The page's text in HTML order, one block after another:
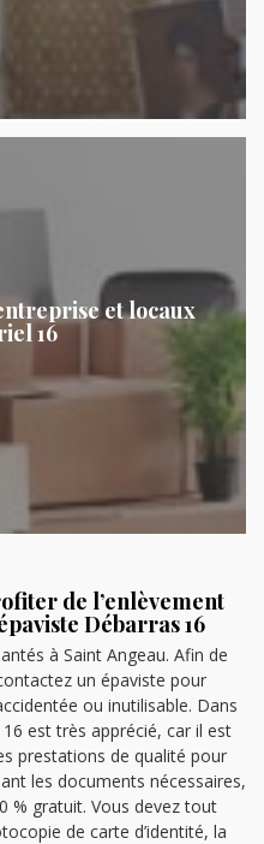
et locaux
16
de l’enlèvement
Débarras 16
à Saint Angeau. Afin de
un épaviste pour
ou inutilisable. Dans
est très apprécié, car il est
prestations de qualité pour
les documents nécessaires,
% gratuit. Vous devez tout
de carte d’identité, la